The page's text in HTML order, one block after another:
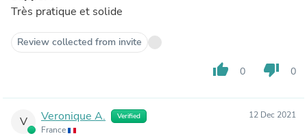
Très pratique et solide
Review collected from invite
thumb_up 0 thumb_down 0
V Veronique A. Verified
France
12 Dec 2021